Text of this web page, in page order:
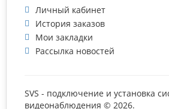
Личный кабинет
История заказов
Мои закладки
Рассылка новостей
SVS - подключение и установка
видеонаблюдения © 2026.